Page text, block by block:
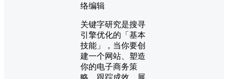
络编辑
关键字研究是搜寻
引擎优化的「基本
技能」，当你要创
建一个网站、塑造
你的电子商务策
略、跟踪成效、展